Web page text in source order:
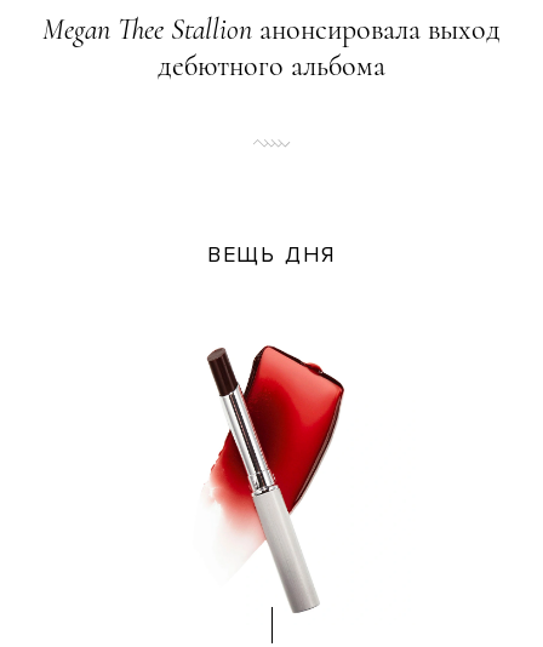
Megan Thee Stallion анонсировала выход
дебютного альбома
ВЕЩЬ ДНЯ